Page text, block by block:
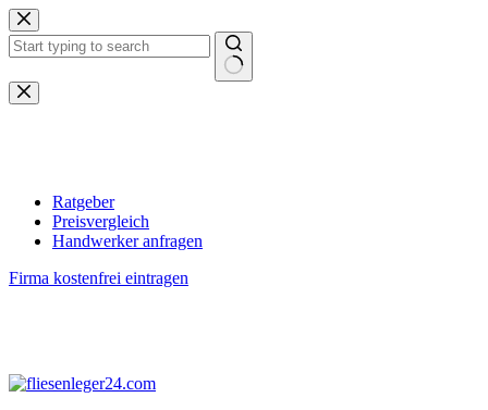
Zum
Inhalt
springen
Keine
Ergebnisse
Ratgeber
Preisvergleich
Handwerker anfragen
Firma kostenfrei eintragen